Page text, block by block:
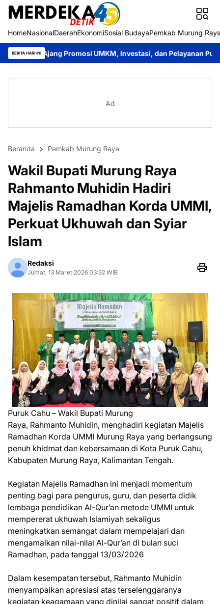
HomeNasionalDaerahEkonomiSosial BudayaPemkab Murung
BERITA HARI INI
Promosi UMKM, Investasi, dan Pelayanan Publik Bupati
Ad
Beranda Pemkab Murung Raya
Wakil Bupati Murung Raya
Rahmanto Muhidin Hadiri
Majelis Ramadhan Korda UMMI,
Perkuat Ukhuwah dan Syiar
Islam
Redaksi
Jumat, 13 Maret 2026 03:32 WIB
Puruk Cahu – Wakil Bupati Murung
Raya, Rahmanto Muhidin, menghadiri kegiatan Majelis
Ramadhan Korda UMMI Murung Raya yang berlangsung
penuh khidmat dan kebersamaan di Kota Puruk Cahu,
Kabupaten Murung Raya, Kalimantan Tengah.
Kegiatan Majelis Ramadhan ini menjadi momentum
penting bagi para pengurus, guru, dan peserta didik
lembaga pendidikan Al-Qur’an metode UMMI untuk
mempererat ukhuwah Islamiyah sekaligus
meningkatkan semangat dalam mempelajari dan
mengamalkan nilai-nilai Al-Qur’an di bulan suci
Ramadhan, pada tanggal 13/03/2026
Dalam kesempatan tersebut, Rahmanto Muhidin
menyampaikan apresiasi atas terselenggaranya
kegiatan keagamaan yang dinilai sangat positif dalam